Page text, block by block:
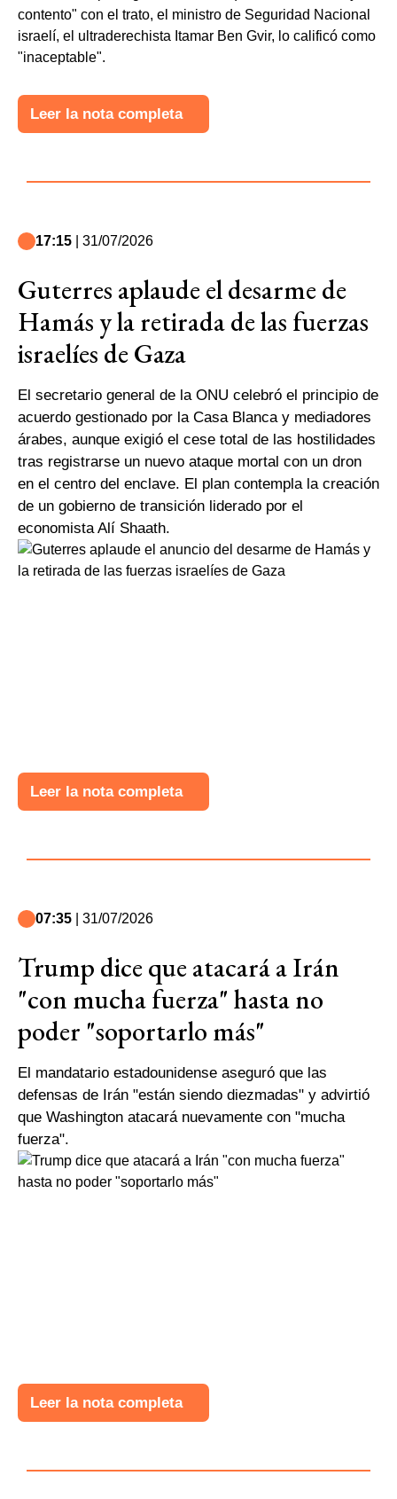
contento" con el trato, el ministro de Seguridad Nacional
israelí, el ultraderechista Itamar Ben Gvir, lo calificó como
"inaceptable".
Leer la nota completa
17:15 | 31/07/2026
Guterres aplaude el desarme de
Hamás y la retirada de las fuerzas
israelíes de Gaza
El secretario general de la ONU celebró el principio de
acuerdo gestionado por la Casa Blanca y mediadores
árabes, aunque exigió el cese total de las hostilidades
tras registrarse un nuevo ataque mortal con un dron
en el centro del enclave. El plan contempla la creación
de un gobierno de transición liderado por el
economista Alí Shaath.
Leer la nota completa
07:35 | 31/07/2026
Trump dice que atacará a Irán
"con mucha fuerza" hasta no
poder "soportarlo más"
El mandatario estadounidense aseguró que las
defensas de Irán "están siendo diezmadas" y advirtió
que Washington atacará nuevamente con "mucha
fuerza".
Leer la nota completa